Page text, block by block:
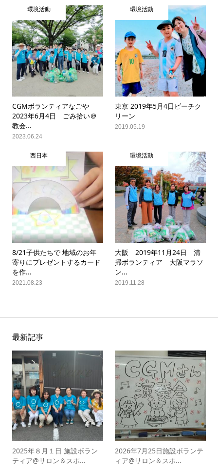
環境活動
CGMボランティアなごや
2023年6月4日 ごみ拾い＠
教会...
2023.06.24
環境活動
東京 2019年5月4日ビーチク
リーン
2019.05.19
西日本
8/21子供たちで 地域のお年
寄りにプレゼントするカード
を作...
2021.08.23
環境活動
大阪 2019年11月24日 清
掃ボランティア 大阪マラソ
ン...
2019.11.28
最新記事
2025年８月１日 施設ボラン
ティア@サロン＆スポ...
2026年7月25日施設ボランテ
ィア@サロン＆スポ...